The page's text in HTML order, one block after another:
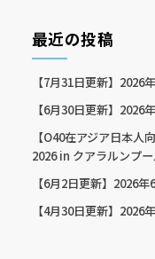
最近の投稿
【7月31日更新】2026
【6月30日更新】2026
【O40在アジア日本
2026 in クアラルンプ
【6月2日更新】2026
【4月30日更新】2026